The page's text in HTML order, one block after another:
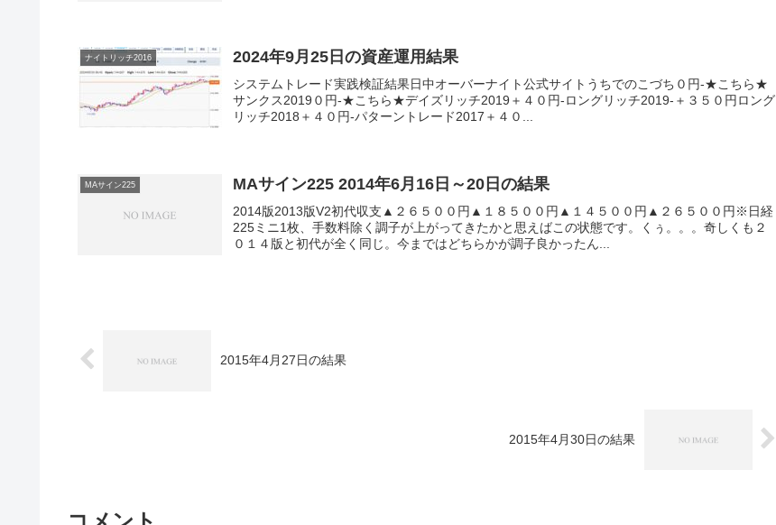
ナイトリッチ2016 2024年9月25日の資産運用結果
システムトレード実践検証結果日中オーバーナイト公式サイトうちでのこづち０円-★こちら★
サンクス2019０円-★こちら★デイズリッチ2019＋４０円-ロングリッチ2019-＋３５０円ロング
リッチ2018＋４０円-パターントレード2017＋４０...
MAサイン225 MAサイン225 2014年6月16日～20日の結果
2014版2013版V2初代収支▲２６５００円▲１８５００円▲１４５００円▲２６５００円※日経
225ミニ1枚、手数料除く調子が上がってきたかと思えばこの状態です。くぅ。。。奇しくも２
０１４版と初代が全く同じ。今まではどちらかが調子良かったん...
2015年4月27日の結果
2015年4月30日の結果